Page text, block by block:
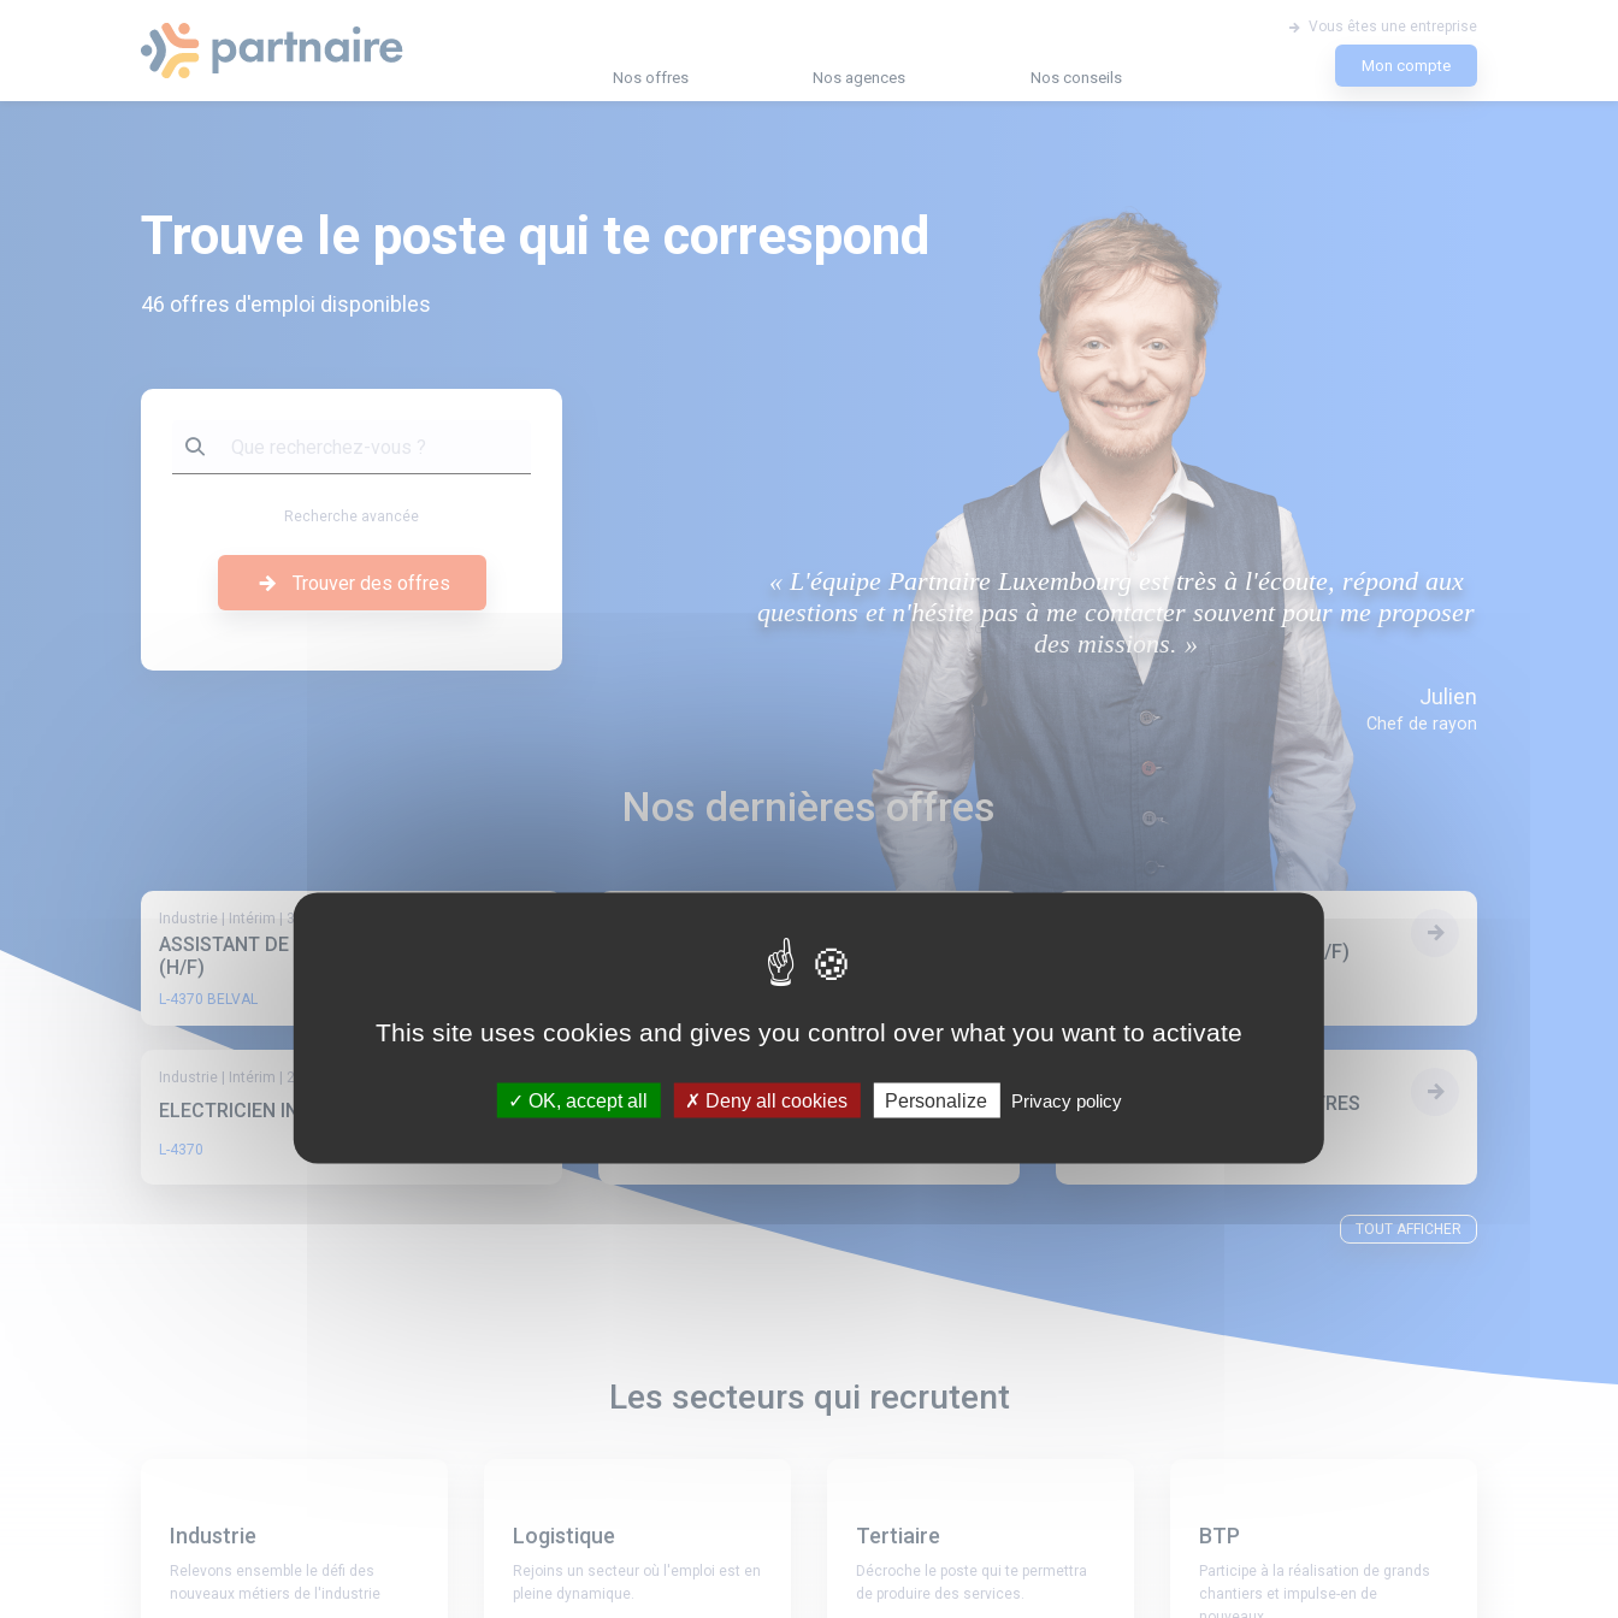
Nos offres Nos agences Nos conseils
Mon compte
Vous êtes une entreprise
Trouve le poste qui te correspond
46 offres d'emploi disponibles
Recherche avancée
Trouver des offres
« L'équipe Partnaire Luxembourg est très à l'écoute, répond aux
questions et n'hésite pas à me contacter souvent pour me proposer
des missions. »
Julien
Chef de rayon
Nos dernières offres
Industrie | Intérim | 30.07.2026
ASSISTANT DE DIRECTION DSI/CIO
(H/F)
L-4370 BELVAL
MONTEUR HVAC (H/F) MECANICIEN INDUSTRIEL (H/F)
Industrie | Intérim | 24.07.2026
ELECTRICIEN INDUSTRIEL (H/F)
L-4370
PLAQUISTE ENDUISEUR (H/F)
MANOEUVRE LAVEUR DE VITRES
TOUT AFFICHER
Les secteurs qui recrutent
Industrie
Relevons ensemble le défi des
nouveaux métiers de l'industrie
Logistique
Rejoins un secteur où l'emploi est en
pleine dynamique.
Tertiaire
Décroche le poste qui te permettra
de produire des services.
BTP
Participe à la réalisation de grands
chantiers et impulse-en de
This site uses cookies and gives you control over what you want to activate
OK, accept all Deny all cookies Personalize Privacy policy